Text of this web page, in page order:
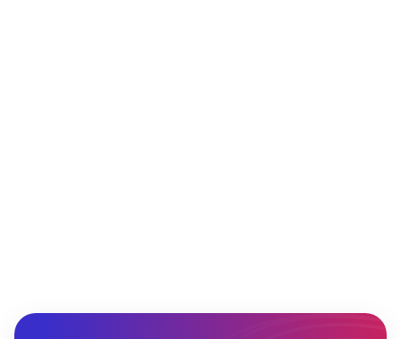
и очень удобно».